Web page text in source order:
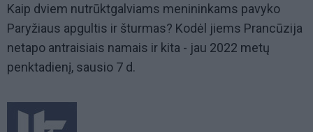
Kaip dviem nutrūktgalviams menininkams pavyko
Paryžiaus apgultis ir šturmas? Kodėl jiems Prancūzija
netapo antraisiais namais ir kita - jau 2022 metų
penktadienį, sausio 7 d.